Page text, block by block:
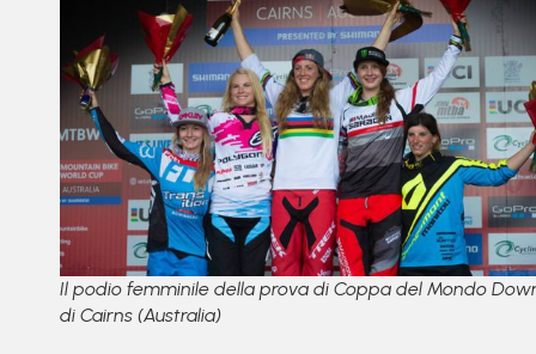
Il podio femminile della prova di Coppa del Mondo
di Cairns (Australia)